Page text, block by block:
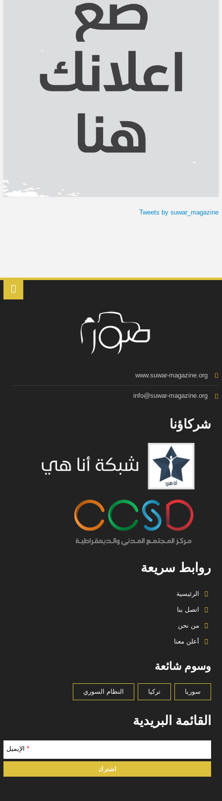
Tweets by suwar_magazine
www.suwar-magazine.org
info@suwar-magazine.org
شركاؤنا
روابط سريعة
الرئيسية
اتصل بنا
من نحن
أعلن معنا
وسوم شائعة
سوريا تركيا النظام السوري
القائمة البريدية
* الإيميل